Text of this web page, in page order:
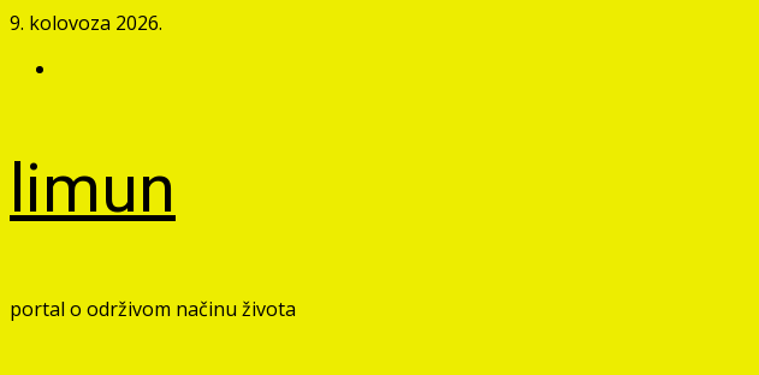
Skip
content
9. kolovoza 2026.
limun
portal o održivom načinu života